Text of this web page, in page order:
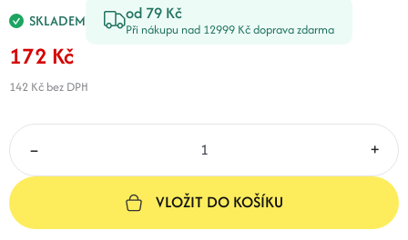
SKLADEM od 79 Kč
Při nákupu nad 12999 Kč doprava zdarma
172 Kč
142 Kč bez DPH
– +
VLOŽIT DO KOŠÍKU